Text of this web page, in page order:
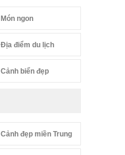
Món ngon
Địa điểm du lịch
Cảnh biển đẹp
Cảnh đẹp miền Trung